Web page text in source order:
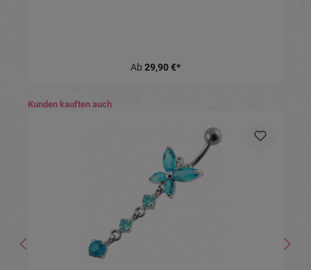
Ab 29,90 €*
Produktgalerie überspringen
Kunden kauften auch